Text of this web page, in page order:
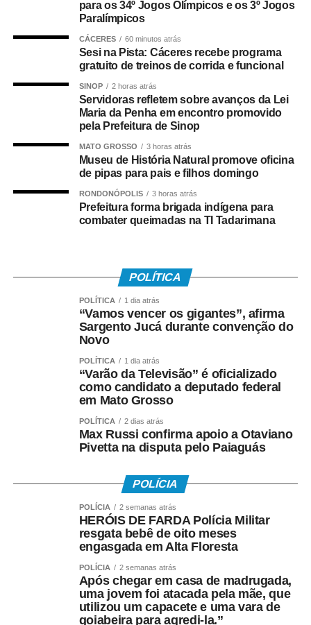
pediatra de plantão, que deu continuidade às avaliações
e aos procedimentos necessários.
COMENTE ABAIXO:
WhatsApp
Facebook
Twitter
Messenger
LinkedIn
Share
para os 34º Jogos Olímpicos e os 3º Jogos
Paralímpicos
CÁCERES 60 minutos atrás
Sesi na Pista: Cáceres recebe programa
gratuito de treinos de corrida e funcional
SINOP 2 horas atrás
Servidoras refletem sobre avanços da Lei
Maria da Penha em encontro promovido
pela Prefeitura de Sinop
MATO GROSSO 3 horas atrás
Museu de História Natural promove oficina
de pipas para pais e filhos domingo
RONDONÓPOLIS 3 horas atrás
Prefeitura forma brigada indígena para
combater queimadas na TI Tadarimana
POLÍTICA
POLÍTICA 1 dia atrás
“Vamos vencer os gigantes”, afirma
Sargento Jucá durante convenção do
Novo
POLÍTICA 1 dia atrás
“Varão da Televisão” é oficializado
como candidato a deputado federal
em Mato Grosso
POLÍTICA 2 dias atrás
Max Russi confirma apoio a Otaviano
Pivetta na disputa pelo Paiaguás
POLÍCIA
POLÍCIA 2 semanas atrás
HERÓIS DE FARDA Polícia Militar
resgata bebê de oito meses
engasgada em Alta Floresta
POLÍCIA 2 semanas atrás
Após chegar em casa de madrugada,
uma jovem foi atacada pela mãe, que
utilizou um capacete e uma vara de
goiabeira para agredi-la.”